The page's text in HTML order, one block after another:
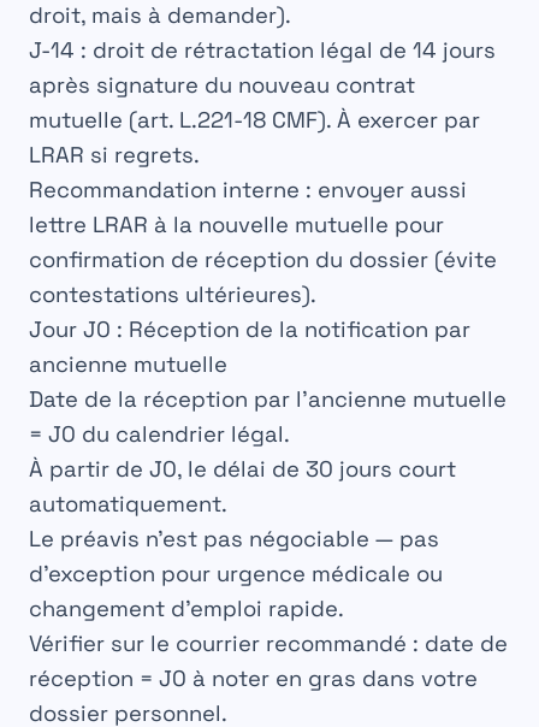
droit, mais à demander).
J-14 : droit de rétractation légal de 14 jours
après signature du nouveau contrat
mutuelle (art. L.221-18 CMF). À exercer par
LRAR si regrets.
Recommandation interne : envoyer aussi
lettre LRAR à la nouvelle mutuelle pour
confirmation de réception du dossier (évite
contestations ultérieures).
Jour J0 : Réception de la notification par
ancienne mutuelle
Date de la réception par l’ancienne mutuelle
= J0 du calendrier légal.
À partir de J0, le délai de 30 jours court
automatiquement.
Le préavis n’est pas négociable — pas
d’exception pour urgence médicale ou
changement d’emploi rapide.
Vérifier sur le courrier recommandé : date de
réception = J0 à noter en gras dans votre
dossier personnel.